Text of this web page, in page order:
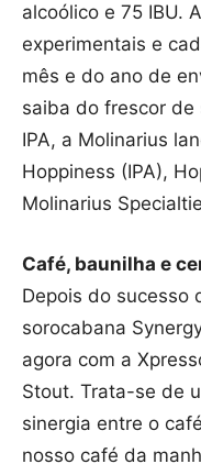
alcoólico e 75 IBU.
experimentais e
mês e do ano de
saiba do frescor de
IPA, a Molinarius
Hoppiness (IPA),
Molinarius
Café, baunilha e
Depois do sucesso
sorocabana
agora com a
Stout. Trata-se de
sinergia entre o
nosso café da